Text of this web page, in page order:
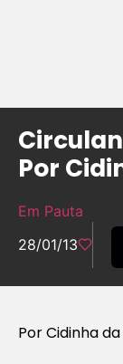
Por
Em Pauta
28/01/13
Por Cidinha da